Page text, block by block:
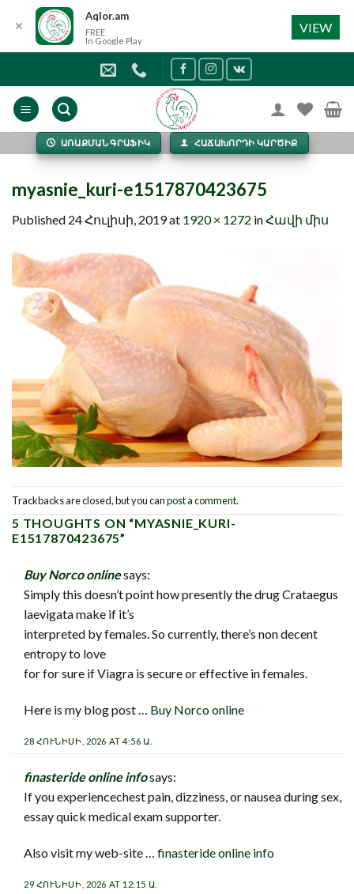
content
ԱՌԱՔՄԱՆ ԳՐԱՖԻԿ ՀԱՃԱԽՈՐԴԻ ԿԱՐԾԻՔ
myasnie_kuri-e1517870423675
Published 24 Հուլիսի, 2019at 1920 × 1272 inՀավի միս
Trackbacks are closed, but you canpost a comment.
5 THOUGHTS ON “MYASNIE_KURI-
E1517870423675”
Buy Norco onlinesays:
Simply this doesn’t point how presently the drug Crataegus
laevigata make if it’s
interpreted by females. So currently, there’s non decent
entropy to love
for for sure if Viagra is secure or effective in females.
Here is my blog post … Buy Norco online
28 ՀՈՒՆԻՍԻ, 2026 AT 4:56 Ա.
finasteride online infosays:
If you experiencechest pain, dizziness, or nausea during sex,
essay quick medical exam supporter.
Also visit my web-site … finasteride online info
29 ՀՈՒՆԻՍԻ, 2026 AT 12:15 Ա.
✕
Aqlor.am
FREE
In Google Play
VIEW